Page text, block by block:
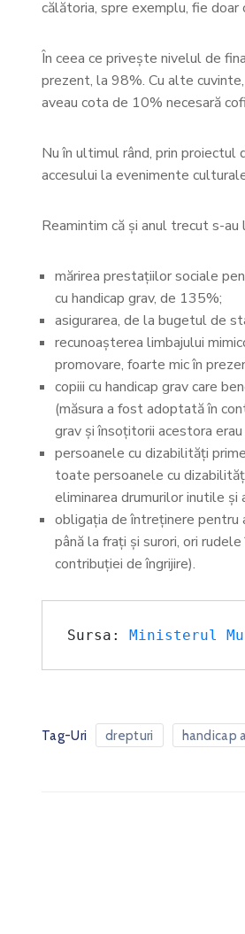
călătoria, spre exemplu, fie
În ceea ce privește nivelul de
prezent, la 98%. Cu alte
aveau cota de 10% necesară
Nu în ultimul rând, prin proiectul
accesului la evenimente
Reamintim că și anul trecut s-
mărirea prestațiilor sociale
cu handicap grav, de 135%;
asigurarea, de la bugetul de
recunoașterea limbajului
promovare, foarte mic în
copiii cu handicap grav care
(măsura a fost adoptată în
grav și însoțitorii acestora
persoanele cu dizabilități
toate persoanele cu
eliminarea drumurilor inutile și
obligația de întreținere pentru
până la frați și surori, ori
contribuției de îngrijire).
Sursa: Ministerul
Tag-Uri drepturi handicap